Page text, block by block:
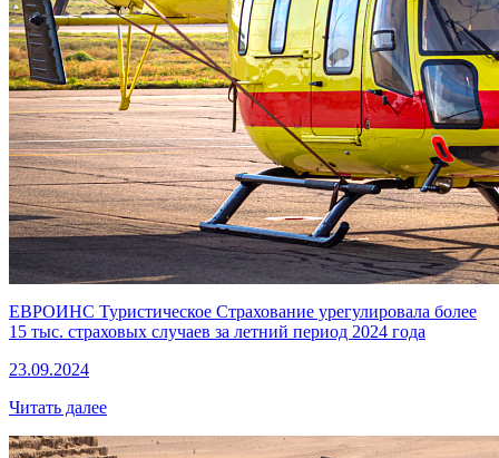
ЕВРОИНС Туристическое Страхование урегулировала более
15 тыс. страховых случаев за летний период 2024 года
23.09.2024
Читать далее